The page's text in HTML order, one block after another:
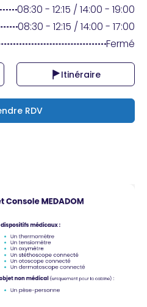
08:30 - 12:15 / 14:00 - 19:00
08:30 - 12:15 / 14:00 - 17:00
Fermé
Itinéraire
RDV